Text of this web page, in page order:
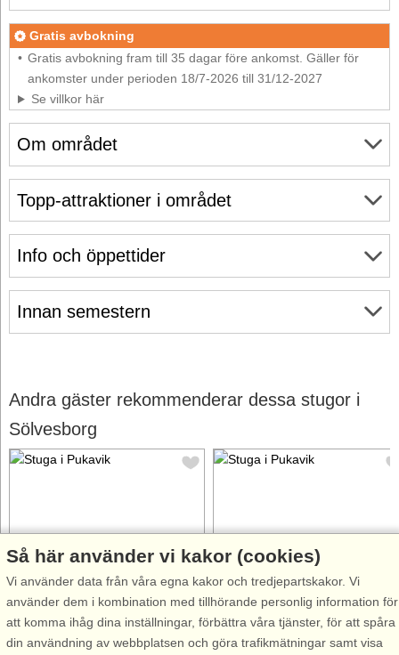
Om området
Info och öppettider
Innan semestern
Gratis avbokning
Gratis avbokning fram till 35 dagar före ankomst. Gäller för
ankomster under perioden 18/7-2026 till 31/12-2027
Se villkor här
Topp-attraktioner i området
Andra gäster rekommenderar dessa stugor i
Sölvesborg
Stugnr: 48354
Pukavik
6 personer, 80 m²
10 m till sjö/hav:.
Stugnr: 43305
Pukavik
2 personer, 43 m²
10 m till sjö/hav:.
Så här använder vi kakor (cookies)
Vi använder data från våra egna kakor och tredjepartskakor. Vi
använder dem i kombination med tillhörande personlig information för
att komma ihåg dina inställningar, förbättra våra tjänster, för att spåra
din användning av webbplatsen och göra trafikmätningar samt visa